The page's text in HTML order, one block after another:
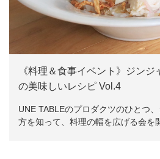
《料理＆食事イベント》ジン
の美味しいレシピ Vol.4
UNE TABLEのプロダクツのひとつ
方を知って、料理の幅を広げる会を